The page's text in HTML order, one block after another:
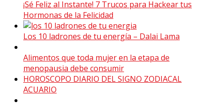
¡Sé Feliz al Instante! 7 Trucos para Hackear tus
Hormonas de la Felicidad
Los 10 ladrones de tu energía – Dalai Lama
Alimentos que toda mujer en la etapa de
menopausia debe consumir
HOROSCOPO DIARIO DEL SIGNO ZODIACAL
ACUARIO